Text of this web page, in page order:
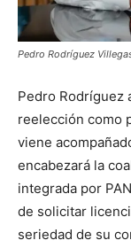
Pedro Rodríguez
Pedro Rodríguez
reelección como
viene
encabezará la
integrada por
de solicitar
seriedad de su